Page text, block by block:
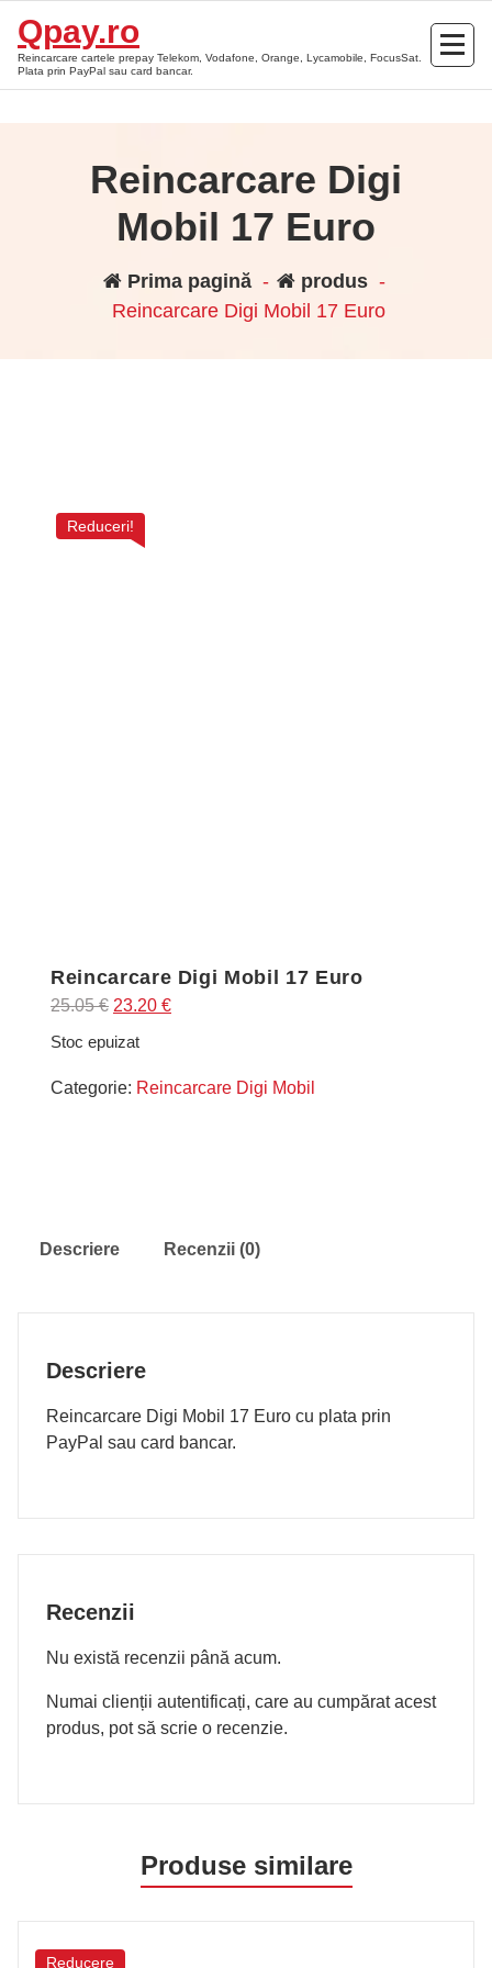
conținut
Qpay.ro
Reincarcare cartele prepay Telekom, Vodafone, Orange, Lycamobile, FocusSat.
Plata prin PayPal sau card bancar.
Reincarcare Digi
Mobil 17 Euro
Prima pagină - produs -
Reincarcare Digi Mobil 17 Euro
Reduceri!
Reincarcare Digi Mobil 17 Euro
25.05€ Prețul
fost:
23.20 €Prețul
23.20 €.
Stoc epuizat
Categorie: Reincarcare Digi Mobil
Descriere Recenzii (0)
Descriere
Reincarcare Digi Mobil 17 Euro cu plata prin
PayPal sau card bancar.
Recenzii
Nu există recenzii până acum.
Numai clienții autentificați, care au cumpărat acest
produs, pot să scrie o recenzie.
Produse similare
Reducere